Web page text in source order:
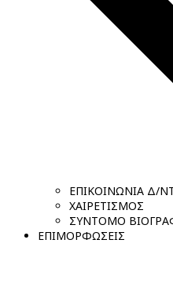
ΕΠΙΚΟΙΝΩΝΙΑ Δ/
ΧΑΙΡΕΤΙΣΜΟΣ
ΣΥΝΤΟΜΟ
ΕΠΙΜΟΡΦΩΣΕΙΣ